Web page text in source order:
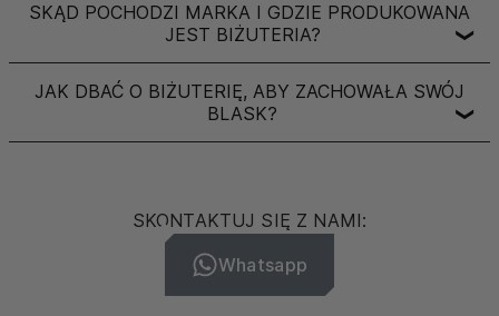
SKĄD POCHODZI MARKA I GDZIE PRODUKOWANA
JEST BIŻUTERIA?
❯
JAK DBAĆ O BIŻUTERIĘ, ABY ZACHOWAŁA SWÓJ
BLASK?
❯
SKONTAKTUJ SIĘ Z NAMI:
Whatsapp